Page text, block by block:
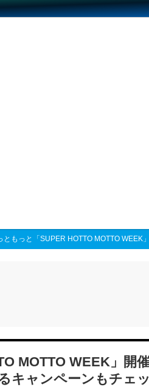
ともっと「SUPER HOTTO MOTTO WEEK
MOTTO WEEK」開
キャンペーンもチェ